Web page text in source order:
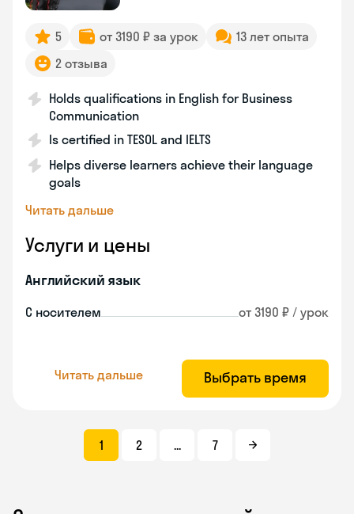
5 от 3190 ₽ за урок
13 лет опыта
2 отзыва
Holds qualifications in English for Business
Communication
Is certified in TESOL and IELTS
Helps diverse learners achieve their language
goals
Читать дальше
Услуги и цены
Английский язык
С носителем от 3190 ₽ / урок
Читать дальше Выбрать время
1 2 ... 7